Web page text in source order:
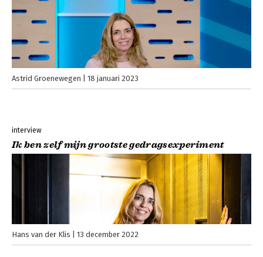
Astrid Groenewegen 18 januari 2023
interview
Ik ben zelf mijn grootste gedragsexperiment
Hans van der Klis 13 december 2022